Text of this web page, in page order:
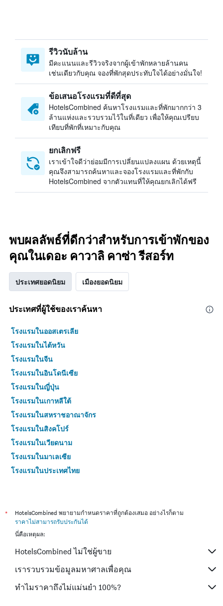
รีวิวนับล้าน
มีคะแนนและรีวิวจริงจากผู้เข้าพักหลายล้านคน
เช่นเดียวกับคุณ จองที่พักสุดประทับใจได้อย่างมั่นใจ!
ข้อเสนอโรงแรมที่ดีที่สุด
HotelsCombined ค้นหาโรงแรมและที่พักมากกว่า 3
ล้านแห่งและรวบรวมไว้ในที่เดียว เพื่อให้คุณเปรียบ
เทียบที่พักที่เหมาะกับคุณ
ยกเลิกฟรี
เราเข้าใจดีว่าย่อมมีการเปลี่ยนแปลงแผน ด้วยเหตุนี้
คุณจึงสามารถค้นหาและจองโรงแรมและที่พักกับ
HotelsCombined จากตัวแทนที่ให้คุณยกเลิกได้ฟรี
พบผลลัพธ์ที่ดีกว่าสำหรับการเข้าพักของ
คุณในเดอะ คาวาลิ คาซ่า รีสอร์ท
ประเทศยอดนิยม เมืองยอดนิยม
ประเทศที่ผู้ใช้ของเราค้นหา
โรงแรมในออสเตรเลีย
โรงแรมในไต้หวัน
โรงแรมในจีน
โรงแรมในอินโดนีเซีย
โรงแรมในญี่ปุ่น
โรงแรมในเกาหลีใต้
โรงแรมในสหราชอาณาจักร
โรงแรมในสิงคโปร์
โรงแรมในเวียดนาม
โรงแรมในมาเลเซีย
โรงแรมในประเทศไทย
*
HotelsCombined พยายามกำหนดราคาที่ถูกต้องเสมอ อย่างไรก็ตาม
ราคาไม่สามารถรับประกันได้
นี่คือเหตุผล:
HotelsCombined ไม่ใช่ผู้ขาย
เรารวบรวมข้อมูลมหาศาลเพื่อคุณ
ทำไมราคาถึงไม่แม่นยำ 100%?